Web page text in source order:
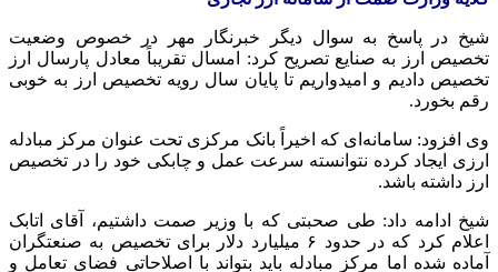
شیخ در پاسخ به سوال دیگر خبرنگار مهر در خصوص وضعیت
تخصیص ارز به صنایع تصریح کرد: امسال تقریباً معادل پارسال ارز
تخصیص دادیم و امیدواریم تا پایان سال رویه تخصیص ارز به خوبی
رقم بخورد.
وی افزود: سامانه‌ای که اخیراً بانک مرکزی تحت عنوان مرکز مبادله
ارزی ایجاد کرده نتوانسته سرعت عمل و چابکی خود را در تخصیص
ارز داشته باشد.
شیخ ادامه داد: طی صحبتی که با وزیر صمت داشتیم، آقای اتابک
اعلام کرد که در حدود ۶ میلیارد دلار برای تخصیص به صنعتگران
آماده شده اما مرکز مبادله باید بتواند با اصلاحاتی فضای تعامل و